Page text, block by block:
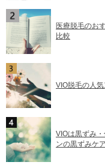
医療脱毛のお
比較
VIO脱毛の人
VIOは黒ずみ
ンの黒ずみケ